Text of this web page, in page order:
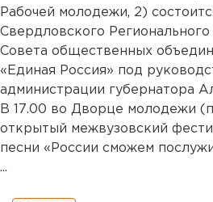
Рабочей молодежи, 2)
Свердловского Регионального
Совета общественных
«Единая Россия» под
администрации губернатора
В 17.00 во Дворце молодежи
открытый межвузовский
песни «России сможем
...